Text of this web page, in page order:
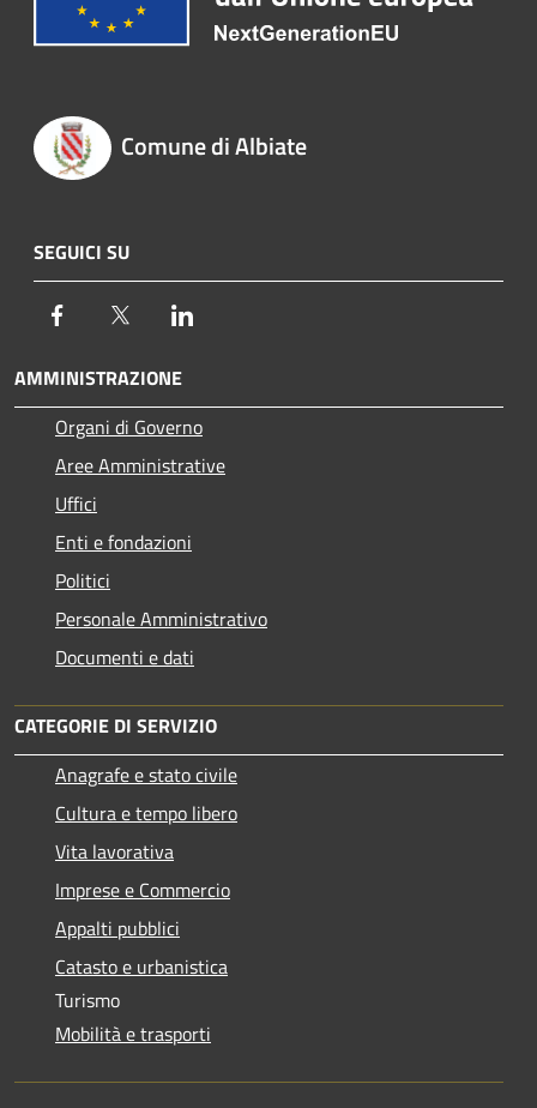
Comune di Albiate
SEGUICI SU
Facebook Twitter
AMMINISTRAZIONE
Organi di Governo
Aree Amministrative
Uffici
Enti e fondazioni
Politici
Personale Amministrativo
Documenti e dati
CATEGORIE DI SERVIZIO
Anagrafe e stato civile
Cultura e tempo libero
Vita lavorativa
Imprese e Commercio
Appalti pubblici
Catasto e urbanistica
Turismo
Mobilità e trasporti